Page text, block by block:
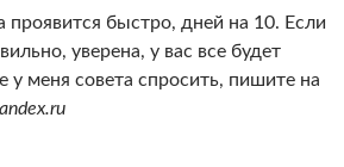
проявится быстро, дней на 10. Если
уверена, у вас все будет
меня совета спросить, пишите на